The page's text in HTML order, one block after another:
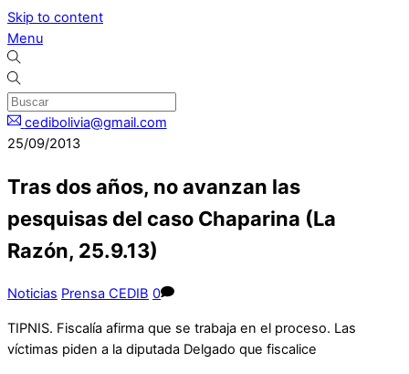
Skip to content
Menu
cedibolivia@gmail.com
25/09/2013
Tras dos años, no avanzan las
pesquisas del caso Chaparina (La
Razón, 25.9.13)
Noticias Prensa CEDIB 0
TIPNIS. Fiscalía afirma que se trabaja en el proceso. Las
víctimas piden a la diputada Delgado que fiscalice